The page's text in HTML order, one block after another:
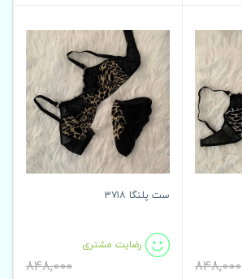
848,000
ست پلنگا ۳۷۱۸
رضایت مشتری
848,000